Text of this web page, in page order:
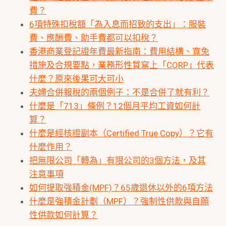
費？
6項特殊扣稅額「為入息而招致的支出」：服裝
費、應酬費、助手費都可以扣稅？
香港商業登記證年費最新指南：費用結構、寬免
措施及合規要點，業務形性質寫上「CORP」代表
什麼？原來後果可大可小
夫婦合併報稅的兩個例子：不是合併了就有利？
什麼是「713」條例？12個月平均工資如何計
算？
什麼是經核證副本（Certified True Copy）？它有
什麼作用？
把無限公司「轉為」有限公司的3個方法，及其
注意事項
如何提取強積金(MPF)？65歲退休以外的6項方法
什麼是強積金計劃（MPF）？強制性供款與自願
性供款如何計算？